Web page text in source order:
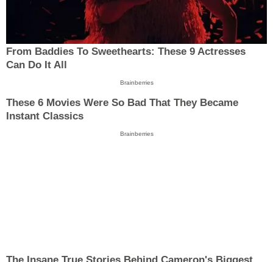
From Baddies To Sweethearts: These 9 Actresses
Can Do It All
Brainberries
These 6 Movies Were So Bad That They Became
Instant Classics
Brainberries